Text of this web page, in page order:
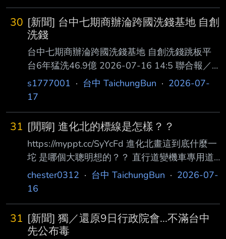
30 [新聞] 台中七期商辦淪跨國洗錢基地 自創
洗錢
台中七期商辦淪跨國洗錢基地 自創洗錢跳板平
台6年猛洗46.9億 2026-07-16 14:5 聯合報／
記者曾健祐／台中即時報導 台中地檢破獲跨國
賭博、洗錢集團，沈姓男子為首等人在台中七期
的「SBFPAY」洗錢跳板系統平台並綁定泰國人
頭帳戶，6年來經手49億 泰銖，換算台幣46億
9000多萬元，沈等從中獲利15億元，檢方依組
織、賭博及鉅額洗錢等罪 嫌起訴沈等15人。 中
檢說，全案經檢察官林芳瑜指揮，查出沈男等人
共謀、發起跨國賭博及洗錢集團，2020年 1月
至20
s1777001 · 台中 TaichungBun · 2026-07-
17
31 [閒聊] 進化北的標線是怎樣？？
https://myppt.cc/SyYcFd 進化北畫這到底什麼一
坨 是哪個大聰明想的？？ 直行道變機車專用道
左邊切不進 直行跨雙白 只能被迫右轉 誰想的我
保證不給你一個大逼都 我會給10個 ----- Sent
是環中路口那邊吧 直接把機車專用切一個動讓
車過去右轉道，車流交織MAX
chester0312 · 台中 TaichungBun · 2026-07-
16
31 [新聞] 獨／還原9日行政院會...不滿台中
先公布毒